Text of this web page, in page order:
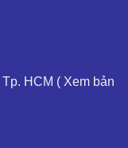
HCM ( Xem bản